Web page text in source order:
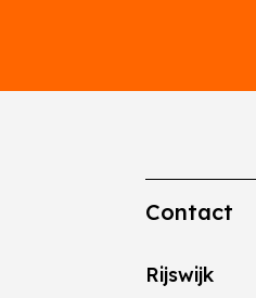
Contact
Rijswijk